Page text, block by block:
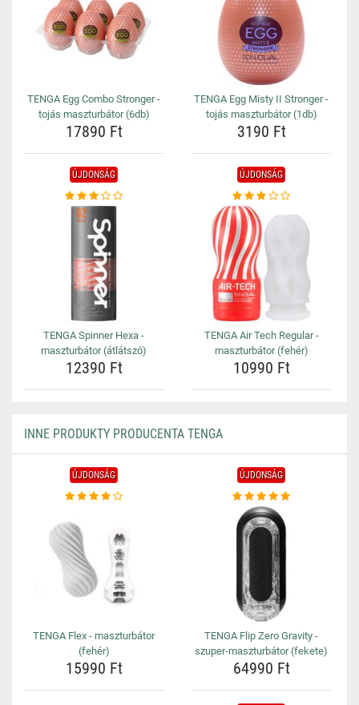
TENGA Egg Combo Stronger -
tojás maszturbátor (6db)
17890 Ft
TENGA Egg Misty II Stronger -
tojás maszturbátor (1db)
3190 Ft
ÚJDONSÁG
TENGA Spinner Hexa -
maszturbátor (átlátszó)
12390 Ft
ÚJDONSÁG
TENGA Air Tech Regular -
maszturbátor (fehér)
10990 Ft
INNE PRODUKTY PRODUCENTA TENGA
ÚJDONSÁG
TENGA Flex - maszturbátor
(fehér)
15990 Ft
ÚJDONSÁG
TENGA Flip Zero Gravity -
szuper-maszturbátor (fekete)
64990 Ft